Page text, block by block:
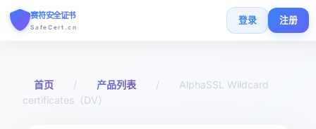
赛符安全证书
SafeCert.cn
登录 注册
首页 / 产品列表 /
AlphaSSL Wildcard
certificates（DV）